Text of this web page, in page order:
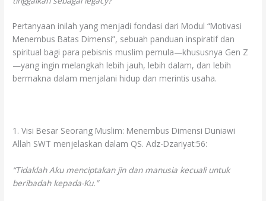
Pertanyaan inilah yang menjadi fondasi dari Modul “Motivasi
Menembus Batas Dimensi”, sebuah panduan inspiratif dan
spiritual bagi para pebisnis muslim pemula—khususnya Gen Z
—yang ingin melangkah lebih jauh, lebih dalam, dan lebih
bermakna dalam menjalani hidup dan merintis usaha.
1. Visi Besar Seorang Muslim: Menembus Dimensi Duniawi
Allah SWT menjelaskan dalam QS. Adz-Dzariyat:56:
“Tidaklah Aku menciptakan jin dan manusia kecuali untuk
beribadah kepada-Ku.”